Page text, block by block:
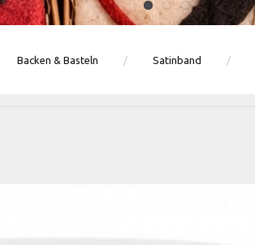
Backen & Basteln Satinband